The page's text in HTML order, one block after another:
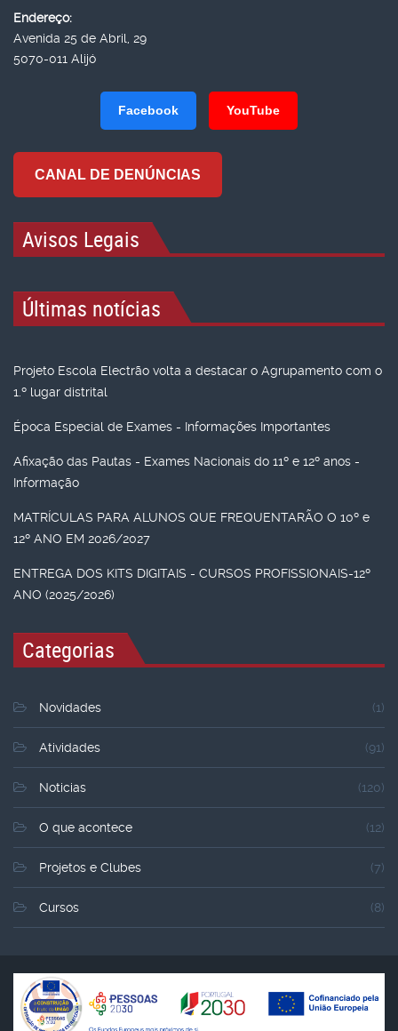
Endereço:
Avenida 25 de Abril, 29
5070-011 Alijó
Facebook YouTube
CANAL DE DENÚNCIAS
Avisos Legais
Últimas notícias
Projeto Escola Electrão volta a destacar o Agrupamento com o
1.º lugar distrital
Época Especial de Exames - Informações Importantes
Afixação das Pautas - Exames Nacionais do 11º e 12º anos -
Informação
MATRÍCULAS PARA ALUNOS QUE FREQUENTARÃO O 10º e
12º ANO EM 2026/2027
ENTREGA DOS KITS DIGITAIS - CURSOS PROFISSIONAIS-12º
ANO (2025/2026)
Categorias
Novidades (1)
Atividades (91)
Noticias (120)
O que acontece (12)
Projetos e Clubes (7)
Cursos (8)